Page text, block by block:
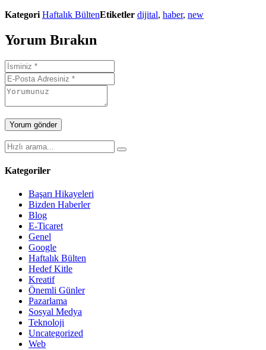
Kategori Haftalık BültenEtiketler dijital, haber, new
Yorum Bırakın
Kategoriler
Başarı Hikayeleri
Bizden Haberler
Blog
E-Ticaret
Genel
Google
Haftalık Bülten
Hedef Kitle
Kreatif
Önemli Günler
Pazarlama
Sosyal Medya
Teknoloji
Uncategorized
Web